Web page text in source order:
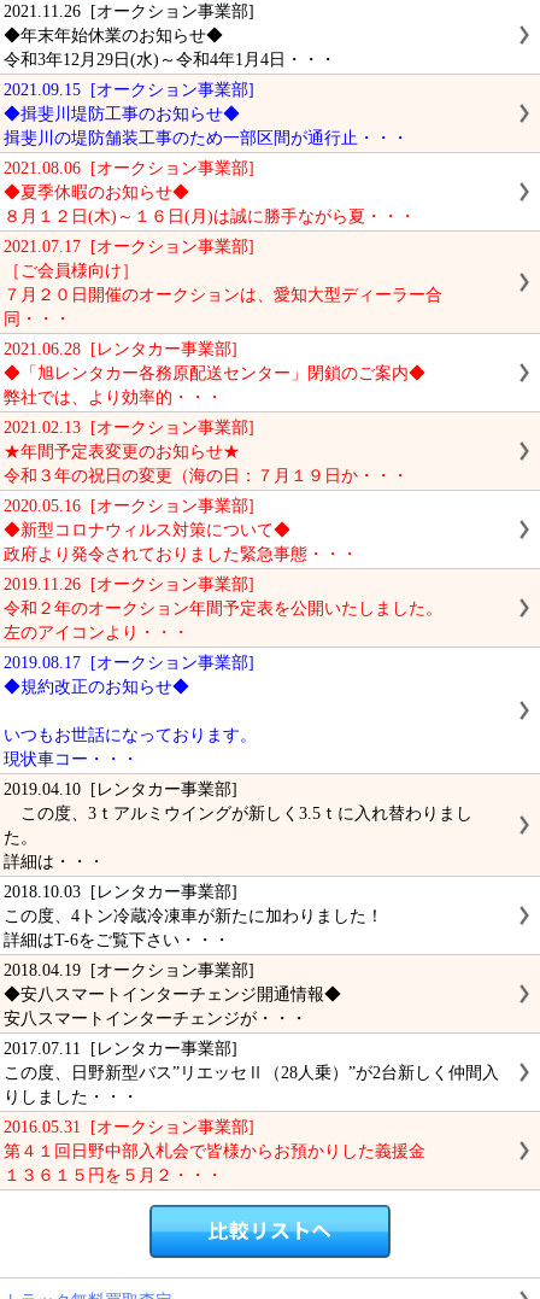
2021.11.26 [オークション事業部]
◆年末年始休業のお知らせ◆
令和3年12月29日(水)～令和4年1月4日・・・
2021.09.15 [オークション事業部]
◆揖斐川堤防工事のお知らせ◆
揖斐川の堤防舗装工事のため一部区間が通行止・・・
2021.08.06 [オークション事業部]
◆夏季休暇のお知らせ◆
８月１２日(木)～１６日(月)は誠に勝手ながら夏・・・
2021.07.17 [オークション事業部]
［ご会員様向け］
７月２０日開催のオークションは、愛知大型ディーラー合
同・・・
2021.06.28 [レンタカー事業部]
◆「旭レンタカー各務原配送センター」閉鎖のご案内◆
弊社では、より効率的・・・
2021.02.13 [オークション事業部]
★年間予定表変更のお知らせ★
令和３年の祝日の変更（海の日：７月１９日か・・・
2020.05.16 [オークション事業部]
◆新型コロナウィルス対策について◆
政府より発令されておりました緊急事態・・・
2019.11.26 [オークション事業部]
令和２年のオークション年間予定表を公開いたしました。
左のアイコンより・・・
2019.08.17 [オークション事業部]
◆規約改正のお知らせ◆
いつもお世話になっております。
現状車コー・・・
2019.04.10 [レンタカー事業部]
この度、3ｔアルミウイングが新しく3.5ｔに入れ替わりまし
た。
詳細は・・・
2018.10.03 [レンタカー事業部]
この度、4トン冷蔵冷凍車が新たに加わりました！
詳細はT-6をご覧下さい・・・
2018.04.19 [オークション事業部]
◆安八スマートインターチェンジ開通情報◆
安八スマートインターチェンジが・・・
2017.07.11 [レンタカー事業部]
この度、日野新型バス”リエッセⅡ（28人乗）”が2台新しく仲間入
りしました・・・
2016.05.31 [オークション事業部]
第４１回日野中部入札会で皆様からお預かりした義援金
１３６１５円を５月２・・・